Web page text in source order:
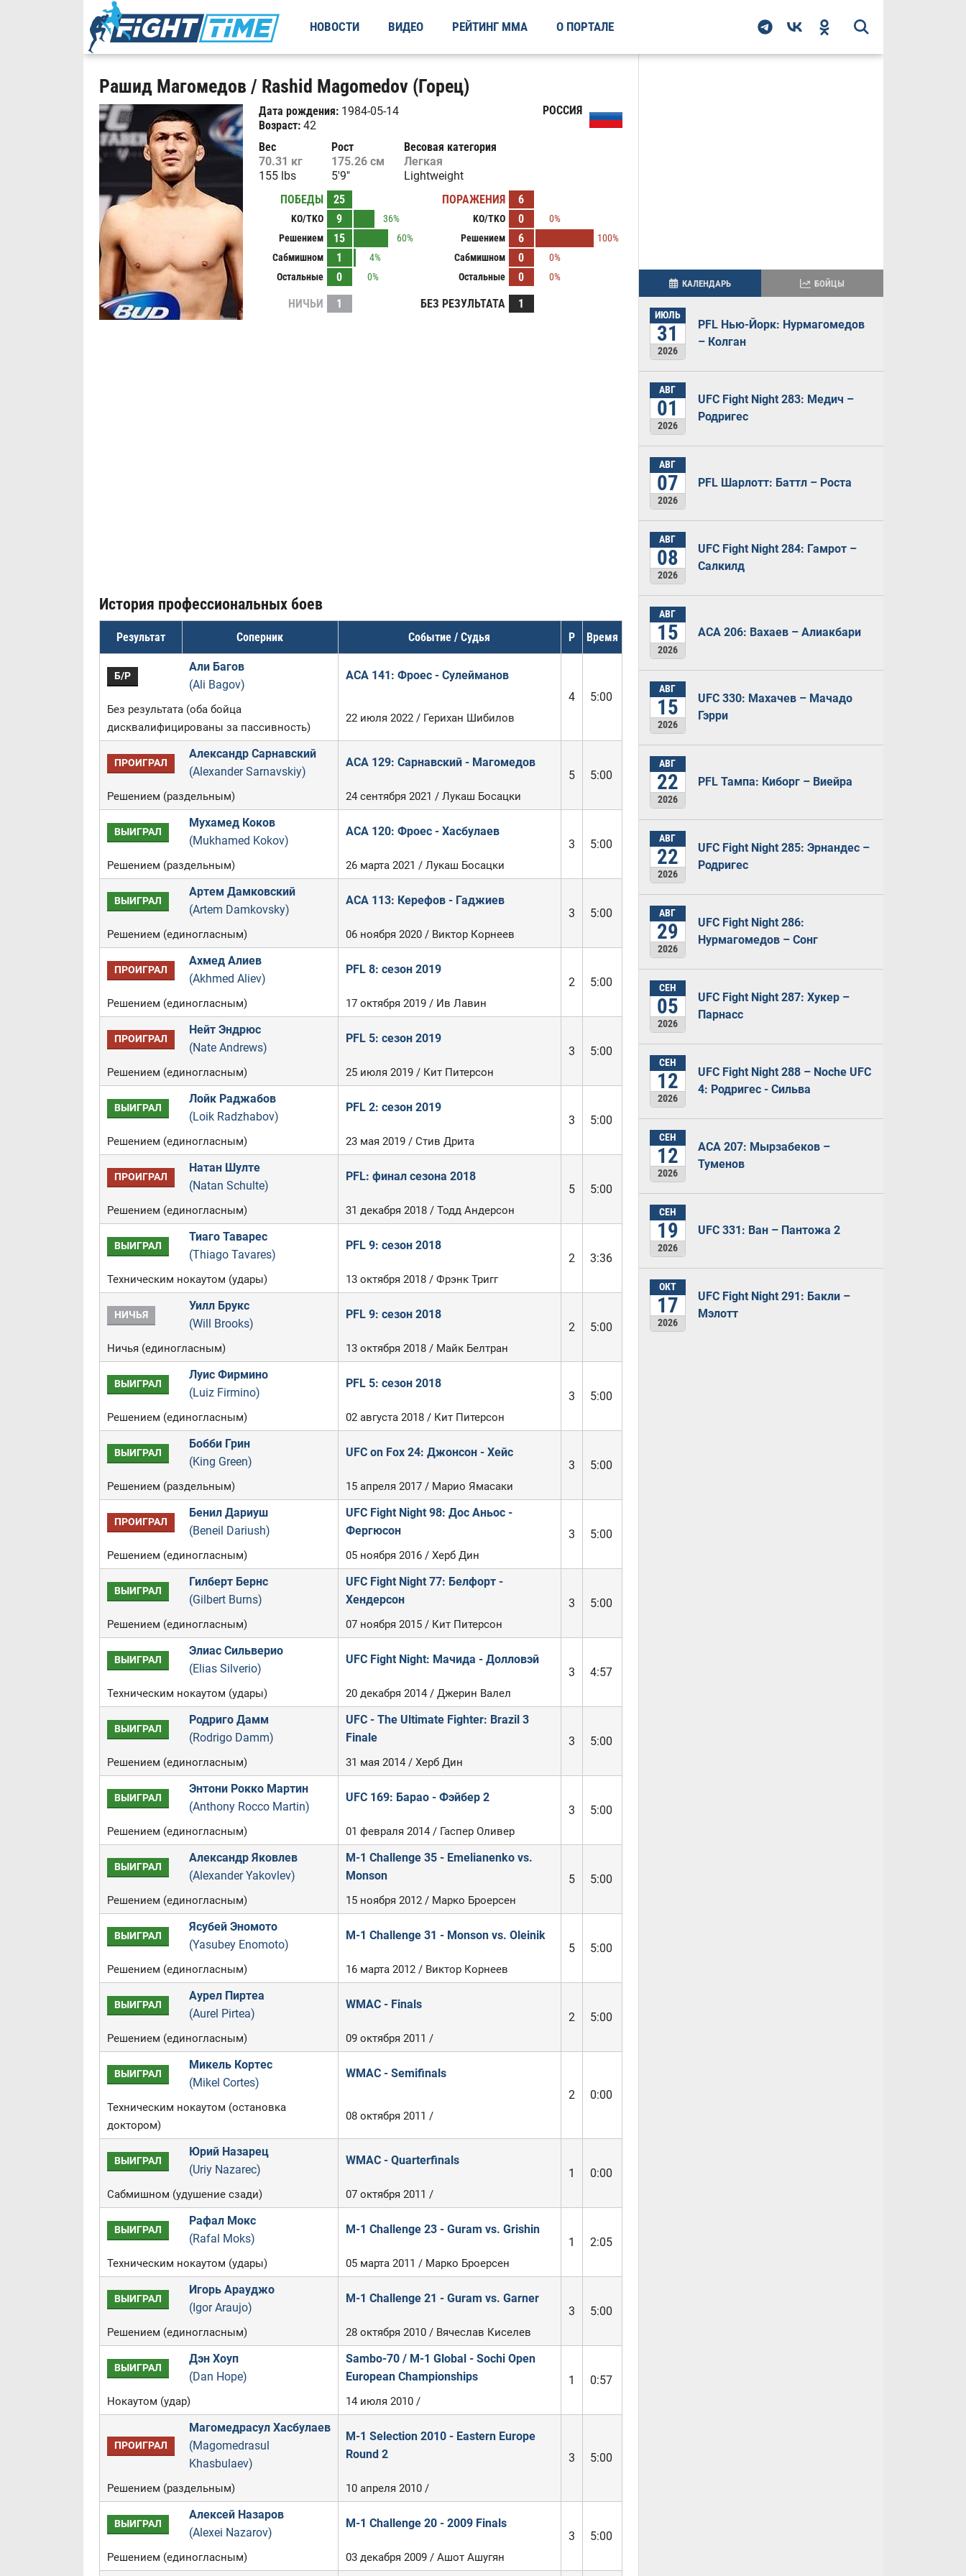
НОВОСТИ ВИДЕО РЕЙТИНГ ММА О ПОРТАЛЕ
Рашид Магомедов / Rashid Magomedov (Горец)
Дата рождения:1984-05-14
Возраст:42
РОССИЯ
Вес
70.31 кг
155 lbs
Рост
175.26 см
5'9"
Весовая категория
Легкая
Lightweight
ПОБЕДЫ
25
KO/TKO 9
36%
Решением
15
60%
Сабмишном
1
4%
Остальные
0 0%
ПОРАЖЕНИЯ 6
KO/TKO 0
0%
Решением
6
100%
Сабмишном
0
0%
Остальные
0 0%
НИЧЬИ 1 БЕЗ РЕЗУЛЬТАТА 1
История профессиональных боев
Результат Соперник Событие / Судья Р Время
Б/Р
Али Багов
(Ali Bagov)
ACA 141: Фроес - Сулейманов
4
5:00
Без результата (оба бойца
дисквалифицированы за пассивность)
22 июля 2022 / Герихан Шибилов
ПРОИГРАЛ
Александр Сарнавский
(Alexander Sarnavskiy)
ACA 129: Сарнавский - Магомедов
5
5:00
Решением (раздельным) 24 сентября 2021 / Лукаш Босацки
ВЫИГРАЛ
Мухамед Коков
(Mukhamed Kokov)
ACA 120: Фроес - Хасбулаев
3
5:00
Решением (раздельным) 26 марта 2021 / Лукаш Босацки
ВЫИГРАЛ
Артем Дамковский
(Artem Damkovsky)
ACA 113: Керефов - Гаджиев
3
5:00
Решением (единогласным) 06 ноября 2020 / Виктор Корнеев
ПРОИГРАЛ
Ахмед Алиев
(Akhmed Aliev)
PFL 8: сезон 2019
2
5:00
Решением (единогласным) 17 октября 2019 / Ив Лавин
ПРОИГРАЛ
Нейт Эндрюс
(Nate Andrews)
PFL 5: сезон 2019
3
5:00
Решением (единогласным) 25 июля 2019 / Кит Питерсон
ВЫИГРАЛ
Лойк Раджабов
(Loik Radzhabov)
PFL 2: сезон 2019
3
5:00
Решением (единогласным) 23 мая 2019 / Стив Дрита
ПРОИГРАЛ
Натан Шулте
(Natan Schulte)
PFL: финал сезона 2018
5
5:00
Решением (единогласным) 31 декабря 2018 / Тодд Андерсон
ВЫИГРАЛ
Тиаго Таварес
(Thiago Tavares)
PFL 9: сезон 2018
2
3:36
Техническим нокаутом (удары) 13 октября 2018 / Фрэнк Тригг
НИЧЬЯ
Уилл Брукс
(Will Brooks)
PFL 9: сезон 2018
2
5:00
Ничья (единогласным) 13 октября 2018 / Майк Белтран
ВЫИГРАЛ
Луис Фирмино
(Luiz Firmino)
PFL 5: сезон 2018
3
5:00
Решением (единогласным) 02 августа 2018 / Кит Питерсон
ВЫИГРАЛ
Бобби Грин
(King Green)
UFC on Fox 24: Джонсон - Хейс
3
5:00
Решением (раздельным) 15 апреля 2017 / Марио Ямасаки
ПРОИГРАЛ
Бенил Дариуш
(Beneil Dariush)
UFC Fight Night 98: Дос Аньос -
Фергюсон
3 5:00
Решением (единогласным) 05 ноября 2016 / Херб Дин
ВЫИГРАЛ
Гилберт Бернс
(Gilbert Burns)
UFC Fight Night 77: Белфорт -
Хендерсон
3 5:00
Решением (единогласным) 07 ноября 2015 / Кит Питерсон
ВЫИГРАЛ
Элиас Сильверио
(Elias Silverio)
UFC Fight Night: Мачида - Долловэй
3
4:57
Техническим нокаутом (удары) 20 декабря 2014 / Джерин Валел
ВЫИГРАЛ
Родриго Дамм
(Rodrigo Damm)
UFC - The Ultimate Fighter: Brazil 3
Finale
3 5:00
Решением (единогласным) 31 мая 2014 / Херб Дин
ВЫИГРАЛ
Энтони Рокко Мартин
(Anthony Rocco Martin)
UFC 169: Барао - Фэйбер 2
3
5:00
Решением (единогласным) 01 февраля 2014 / Гаспер Оливер
ВЫИГРАЛ
Александр Яковлев
(Alexander Yakovlev)
M-1 Challenge 35 - Emelianenko vs.
Monson
5 5:00
Решением (единогласным) 15 ноября 2012 / Марко Броерсен
ВЫИГРАЛ
Ясубей Эномото
(Yasubey Enomoto)
M-1 Challenge 31 - Monson vs. Oleinik
5
5:00
Решением (единогласным) 16 марта 2012 / Виктор Корнеев
ВЫИГРАЛ
Аурел Пиртеа
(Aurel Pirtea)
WMAC - Finals
2
5:00
Решением (единогласным) 09 октября 2011 /
ВЫИГРАЛ
Микель Кортес
(Mikel Cortes)
WMAC - Semifinals
2
0:00
Техническим нокаутом (остановка
доктором)
08 октября 2011 /
ВЫИГРАЛ
Юрий Назарец
(Uriy Nazarec)
WMAC - Quarterfinals
1
0:00
Сабмишном (удушение сзади) 07 октября 2011 /
ВЫИГРАЛ
Рафал Мокс
(Rafal Moks)
M-1 Challenge 23 - Guram vs. Grishin
1
2:05
Техническим нокаутом (удары) 05 марта 2011 / Марко Броерсен
ВЫИГРАЛ
Игорь Арауджо
(Igor Araujo)
M-1 Challenge 21 - Guram vs. Garner
3
5:00
Решением (единогласным) 28 октября 2010 / Вячеслав Киселев
ВЫИГРАЛ
Дэн Хоуп
(Dan Hope)
Sambo-70 / M-1 Global - Sochi Open
European Championships
1 0:57
Нокаутом (удар) 14 июля 2010 /
ПРОИГРАЛ
Магомедрасул Хасбулаев
(Magomedrasul
Khasbulaev)
M-1 Selection 2010 - Eastern Europe
Round 2
3 5:00
Решением (раздельным) 10 апреля 2010 /
ВЫИГРАЛ
Алексей Назаров
(Alexei Nazarov)
M-1 Challenge 20 - 2009 Finals
3
5:00
Решением (единогласным) 03 декабря 2009 / Ашот Ашугян
КАЛЕНДАРЬ БОЙЦЫ
ИЮЛЬ
31
2026
PFL Нью-Йорк: Нурмагомедов
– Колган
АВГ
01
2026
UFC Fight Night 283: Медич –
Родригес
АВГ
07
2026
PFL Шарлотт: Баттл – Роста
АВГ
08
2026
UFC Fight Night 284: Гамрот –
Салкилд
АВГ
15
2026
ACA 206: Вахаев – Алиакбари
АВГ
15
2026
UFC 330: Махачев – Мачадо
Гэрри
АВГ
22
2026
PFL Тампа: Киборг – Виейра
АВГ
22
2026
UFC Fight Night 285: Эрнандес –
Родригес
АВГ
29
2026
UFC Fight Night 286:
Нурмагомедов – Сонг
СЕН
05
2026
UFC Fight Night 287: Хукер –
Парнасс
СЕН
12
2026
UFC Fight Night 288 – Noche UFC
4: Родригес - Сильва
СЕН
12
2026
ACA 207: Мырзабеков –
Туменов
СЕН
19
2026
UFC 331: Ван – Пантожа 2
ОКТ
17
2026
UFC Fight Night 291: Бакли –
Мэлотт